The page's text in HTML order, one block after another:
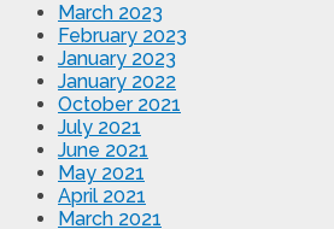
March 2023
February 2023
January 2023
January 2022
October 2021
July 2021
June 2021
May 2021
April 2021
March 2021